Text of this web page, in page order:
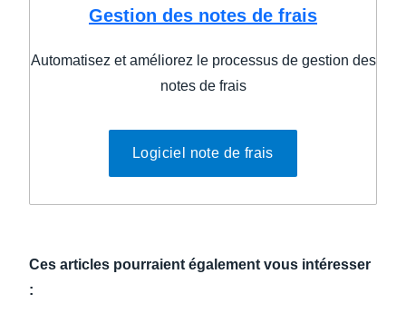
Gestion des notes de frais
Automatisez et améliorez le processus de gestion des
notes de frais
Logiciel note de frais
Ces articles pourraient également vous intéresser
: